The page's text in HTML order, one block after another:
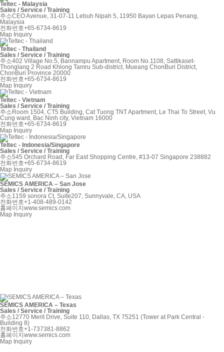
Teltec - Malaysia
Sales / Service / Training
주소CEO Avenue, 31-07-11 Lebuh Nipah 5, 11950 Bayan Lepas Penang,
Malaysia
전화번호+65-6734-8619
Map Inquiry
Teltec - Thailand
Sales / Service / Training
주소402 Village No.5, Bannampu Apartment, Room No.1108, Sattikaset-
Thonglang 2 Road Khlong Tamru Sub-district, Mueang ChonBuri District,
ChonBuri Province 20000
전화번호+65-6734-8619
Map Inquiry
Teltec - Vietnam
Sales / Service / Training
주소 Room 1504, CT5 Building, Cat Tuong TNT Apartment, Le Thai To Street, Vu
Cung ward, Bac Ninh city, Vietnam 16000
전화번호+65-6734-8619
Map Inquiry
Teltec - Indonesia/Singapore
Sales / Service / Training
주소545 Orchard Road, Far East Shopping Centre, #13-07 Singapore 238882
전화번호+65-6734-8619
Map Inquiry
SEMICS AMERICA – San Jose
Sales / Service / Training
주소1159 sonora Ct, Suite207, Sunnyvale, CA, USA
전화번호+1-408-489-0142
홈페이지 www.semics.com
Map Inquiry
SEMICS AMERICA – Texas
Sales / Service / Training
주소12770 Merit Drive, Suite 110, Dallas, TX 75251 (Tower at Park Central -
Building 8)
전화번호+1-737381-8862
홈페이지 www.semics.com
Map Inquiry